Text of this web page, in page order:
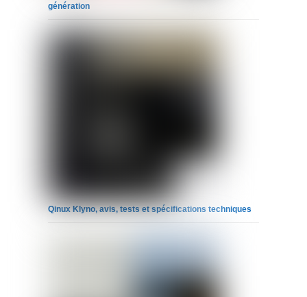
génération
Qinux Klyno, avis, tests et spécifications techniques